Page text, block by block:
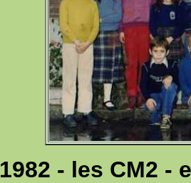
1982 - les CM2 -